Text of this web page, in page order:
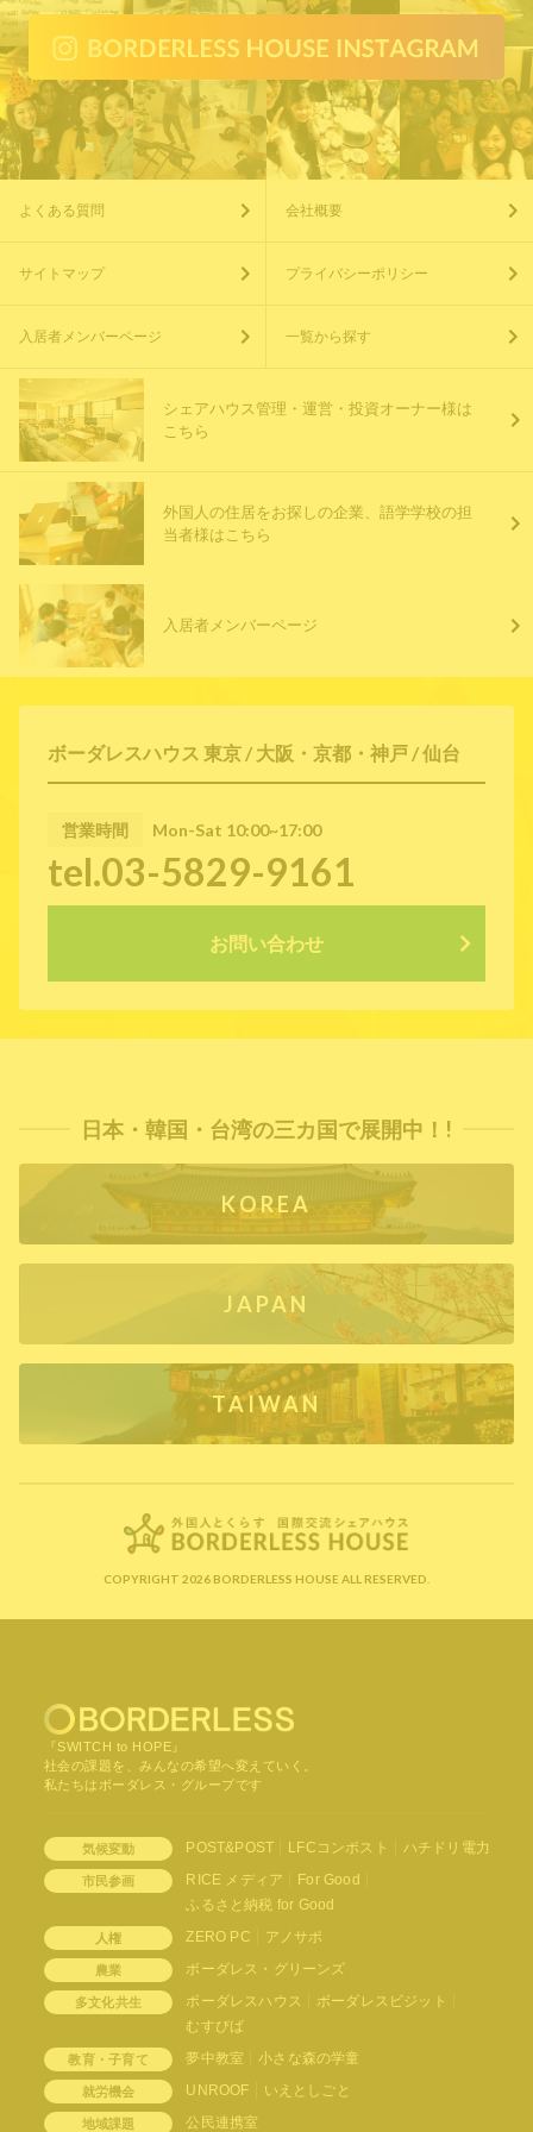
ボーダレスハウス 東京 / 大阪・京都・神戸 / 仙台
営業時間 Mon-Sat 10:00~17:00
tel.03-5829-9161
お問い合わせ
よくある質問 会社概要
サイトマップ プライバシーポリシー
入居者メンバーページ 一覧から探す
シェアハウス管理・運営・投資オーナー様は
こちら
外国人の住居をお探しの企業、語学学校の担
当者様はこちら
入居者メンバーページ
日本・韓国・台湾の三カ国で展開中！!
KOREA
JAPAN
TAIWAN
COPYRIGHT 2026 BORDERLESS HOUSE ALL RESERVED.
『SWITCH to HOPE』
社会の課題を、みんなの希望へ変えていく。
私たちはボーダレス・グループです
気候変動 POST&POST LFCコンポスト ハチドリ電力
市民参画 RICE メディア
For Good
ふるさと納税 for Good
人権 ZERO PC アノサポ
農業 ボーダレス・グリーンズ
多文化共生 ボーダレスハウス
ボーダレスビジット
むすびば
教育・子育て 夢中教室 小さな森の学童
就労機会 UNROOF いえとしごと
地域課題 公民連携室